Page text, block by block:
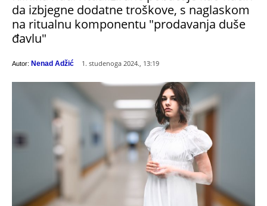
da izbjegne dodatne troškove, s naglaskom
na ritualnu komponentu "prodavanja duše
đavlu"
Autor: Nenad Adžić 1. studenoga 2024., 13:19